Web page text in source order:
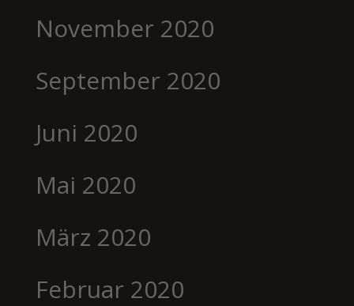
November 2020
September 2020
Juni 2020
Mai 2020
März 2020
Februar 2020